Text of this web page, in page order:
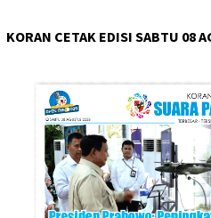
KORAN CETAK EDISI SABTU 08